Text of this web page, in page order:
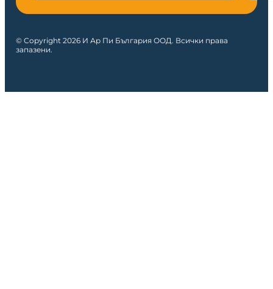
© Copyright 2026 И Ар Пи България ООД. Всички права
запазени.